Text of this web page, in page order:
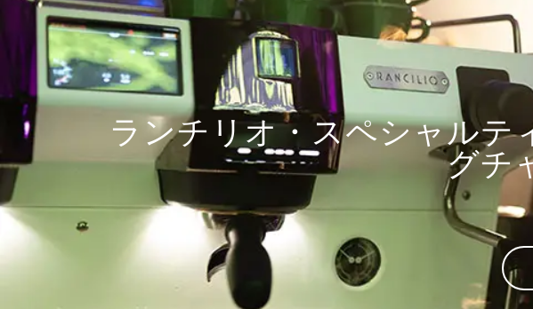
ランチリオ・スペシャルテ
グチ
ラン
ついて
ラン
事業
所在地
私た